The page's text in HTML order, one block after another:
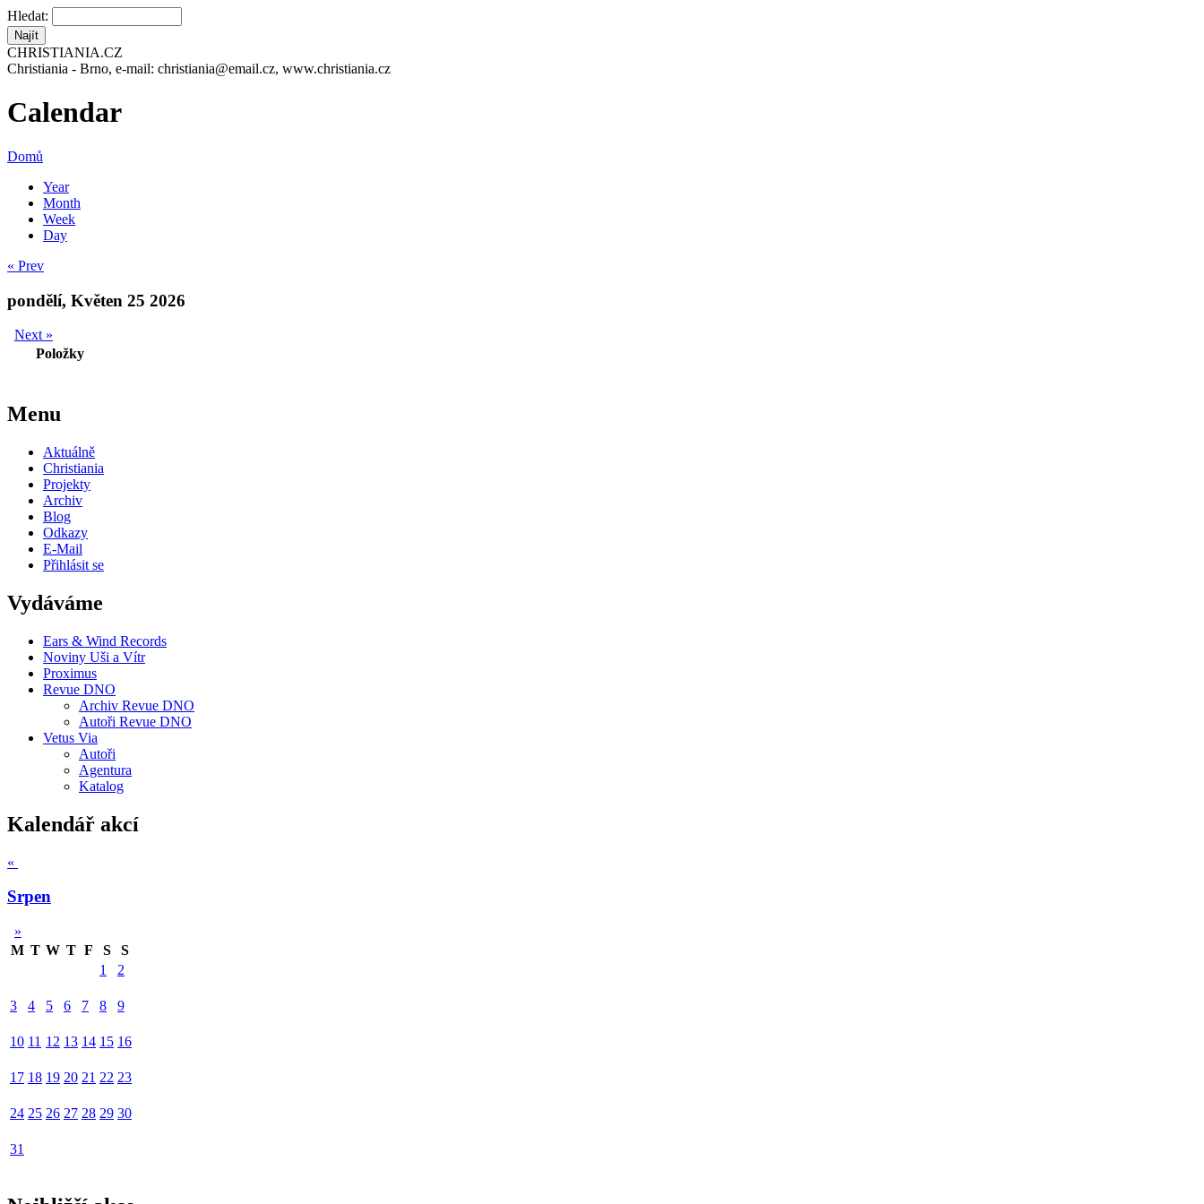
Hledat:
CHRISTIANIA.CZ
Christiania - Brno, e-mail: christiania@email.cz, www.christiania.cz
Calendar
Domů
Year
Month
Week
Day
« Prev
pondělí, Květen 25 2026
Next »
Položky
Menu
Aktuálně
Christiania
Projekty
Archiv
Blog
Odkazy
E-Mail
Přihlásit se
Vydáváme
Ears & Wind Records
Noviny Uši a Vítr
Proximus
Revue DNO
Archiv Revue DNO
Autoři Revue DNO
Vetus Via
Autoři
Agentura
Katalog
Kalendář akcí
«
Srpen
»
M T W T F S
S
1
2
3 4 5 6 7 8 9
10 11 12 13 14 15 16
17 18 19 20 21 22 23
24 25 26 27 28 29 30
31